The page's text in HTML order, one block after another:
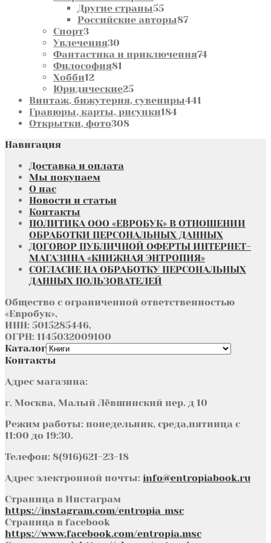
Другие страны5555
товаров
Российские авторы8787
Спорт33
товара
Увлечения30
товаров
Фантастика и приключения74
Философия81
Хобби1212
товаров
Юридические2525
товаров
Винтаж, бижутерия, сувениры441
Гравюры, карты, рисунки184
Открытки, фото308308
Навигация
Доставка и оплата
Мы покупаем
О нас
Новости и статьи
Контакты
ПОЛИТИКА ООО «ЕВРОБУК» В ОТНОШЕНИИ
ОБРАБОТКИ ПЕРСОНАЛЬНЫХ ДАННЫХ
ДОГОВОР ПУБЛИЧНОЙ ОФЕРТЫ ИНТЕРНЕТ-
МАГАЗИНА «КНИЖНАЯ ЭНТРОПИЯ»
СОГЛАСИЕ НА ОБРАБОТКУ ПЕРСОНАЛЬНЫХ
ДАННЫХ ПОЛЬЗОВАТЕЛЕЙ
Общество с ограниченной ответственностью
«Евробук»,
ИНН: 5015285446,
ОГРН: 1145032009100
Каталог
Контакты
Адрес магазина:
г. Москва, Малый Лёвшинский пер. д 10
Режим работы: понедельник, среда,пятница с
11:00 до 19:30.
Телефон: 8(916)621-23-18
Адрес электронной почты: info@entropiabook.ru
Страница в Инстаграм
https://instagram.com/entropia_msc
Страница в facebook
https://www.facebook.com/entropia.msc